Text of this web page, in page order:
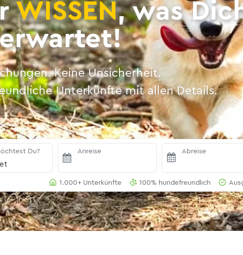
WISSEN, was
Keine Unsicherheit.
Unterkünfte mit allen Details.
Du? Anreise Abreise
1.000+ Unterkünfte 100% hundefreundlich